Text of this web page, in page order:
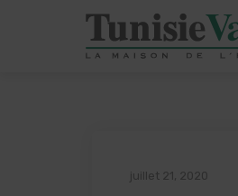
juillet 21, 2020